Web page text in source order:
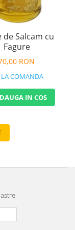
de Salcam cu
Fagure
RON
LA COMANDA
IN COS